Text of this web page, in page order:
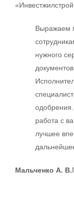
Выражаем
нужного
работа с
лучшее
Мальченко А. В.